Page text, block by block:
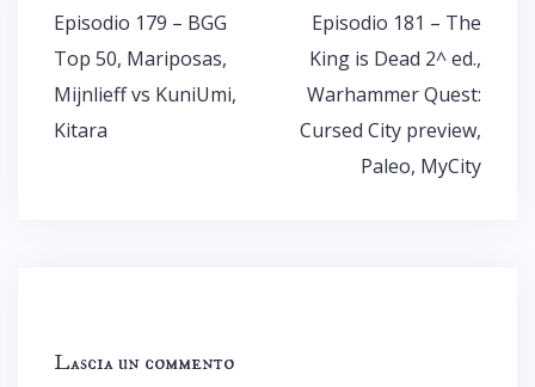
Navigazione
articoli
Episodio 179 – BGG
Top 50, Mariposas,
Mijnlieff vs KuniUmi,
Kitara
Episodio 181 – The
King is Dead 2^ ed.,
Warhammer Quest:
Cursed City preview,
Paleo, MyCity
Lascia un commento